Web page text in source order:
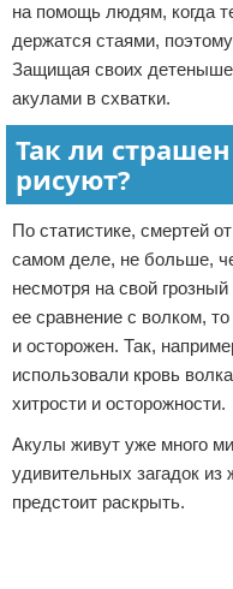
на помощь людям, когда
держатся стаями,
Защищая своих
акулами в схватки.
Так ли
рисуют?
По статистике, смертей
самом деле, не больше,
несмотря на свой
ее сравнение с волком,
и осторожен. Так,
использовали кровь
хитрости и осторожности.
Акулы живут уже много
удивительных загадок из
предстоит раскрыть.